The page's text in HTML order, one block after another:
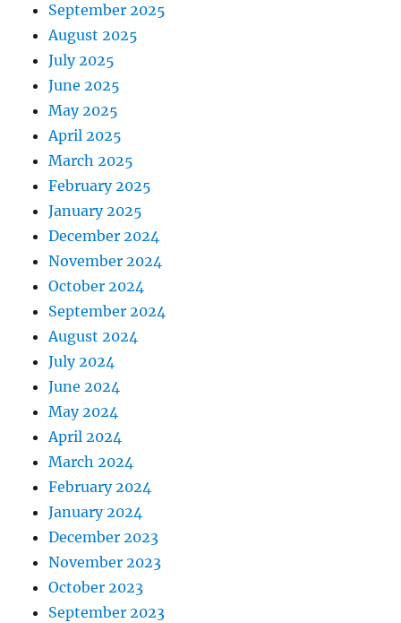
September 2025
August 2025
July 2025
June 2025
May 2025
April 2025
March 2025
February 2025
January 2025
December 2024
November 2024
October 2024
September 2024
August 2024
July 2024
June 2024
May 2024
April 2024
March 2024
February 2024
January 2024
December 2023
November 2023
October 2023
September 2023